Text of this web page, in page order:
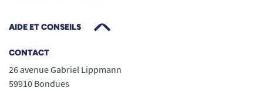
AIDE ET CONSEILS
CONTACT
26 avenue Gabriel Lippmann
59910 Bondues